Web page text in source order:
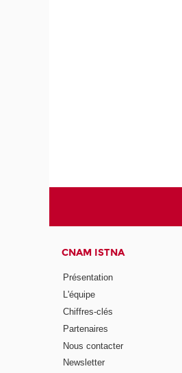
CNAM ISTNA
Présentation
L'équipe
Chiffres-clés
Partenaires
Nous contacter
Newsletter